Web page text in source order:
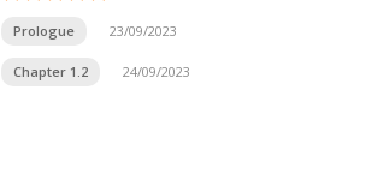
Prologue 23/09/2023
Chapter 1.2 24/09/2023